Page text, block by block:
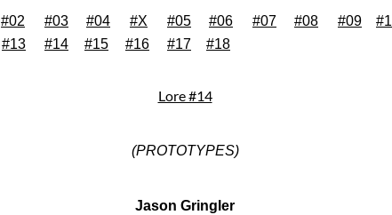
#02
#13
#03 #04 #X #05 #06 #07 #08 #09
#14
#15 #16 #17 #18
Lore #14
(PROTOTYPES)
Jason Gringler